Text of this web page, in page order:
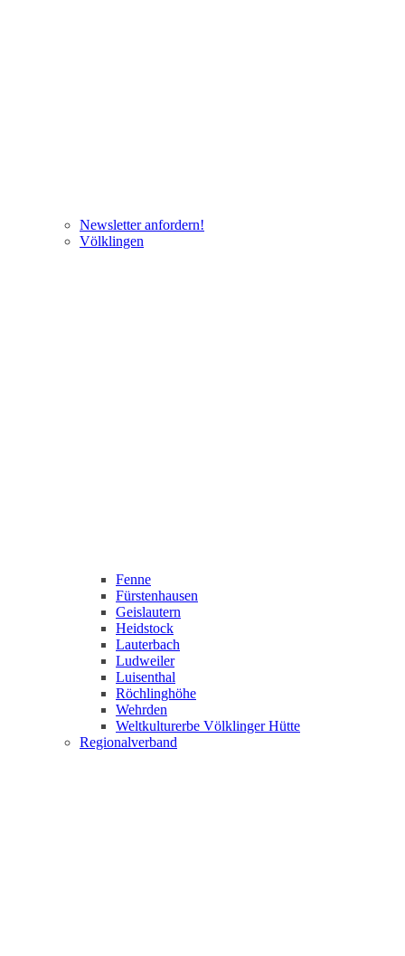
Newsletter anfordern!
Völklingen
Fenne
Fürstenhausen
Geislautern
Heidstock
Lauterbach
Ludweiler
Luisenthal
Röchlinghöhe
Wehrden
Weltkulturerbe Völklinger Hütte
Regionalverband